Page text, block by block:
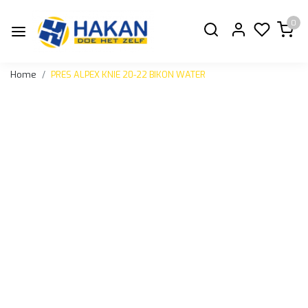
0
Home PRES ALPEX KNIE 20-22 BIKON WATER